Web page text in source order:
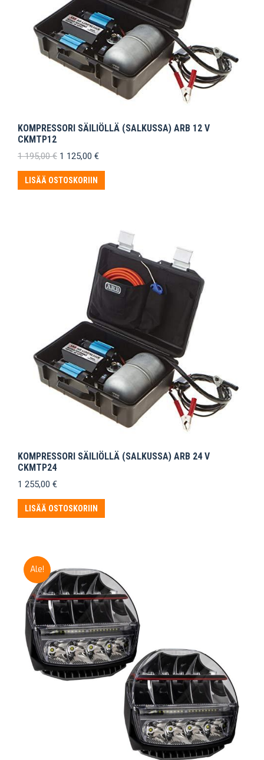
KOMPRESSORI SÄILIÖLLÄ (SALKUSSA) ARB 12 V
CKMTP12
1 195,00€ Alkuperäinen
oli:
1
1 125,00 €Nykyinen
1
LISÄÄ OSTOSKORIIN
KOMPRESSORI SÄILIÖLLÄ (SALKUSSA) ARB 24 V
CKMTP24
1 255,00 €
LISÄÄ OSTOSKORIIN
Ale!